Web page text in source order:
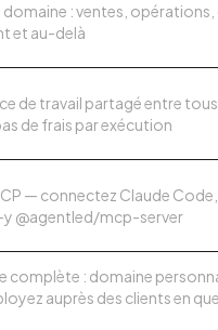
: ventes, opérations,
et au-delà
de travail partagé entre
de frais par exécution
— connectez Claude
y @agentled/mcp-server
complète : domaine
auprès des clients en